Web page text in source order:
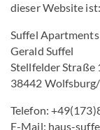
dieser Website ist:
Suffel Apartments
Gerald Suffel
Stellfelder Straße
38442
Telefon:
E-Mail: haus-